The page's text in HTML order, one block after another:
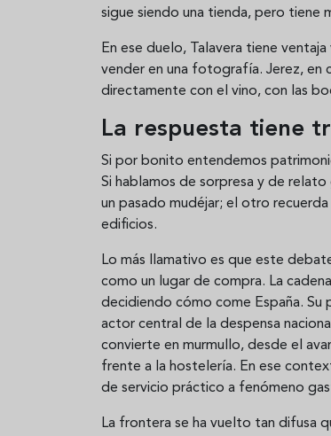
sigue siendo una tienda, pero tiene
En ese duelo, Talavera tiene
vender en una fotografía. Jerez, en
directamente con el vino, con las
La respuesta tiene
Si por bonito entendemos
Si hablamos de sorpresa y de
un pasado mudéjar; el otro
edificios.
Lo más llamativo es que este
como un lugar de compra. La
decidiendo cómo come España. Su
actor central de la despensa
convierte en murmullo, desde el
frente a la hostelería. En ese
de servicio práctico a fenómeno
La frontera se ha vuelto tan difusa